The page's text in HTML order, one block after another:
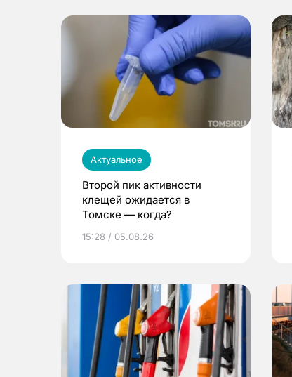
Актуальное
Второй пик активности
клещей ожидается в
Томске — когда?
15:28 / 05.08.26